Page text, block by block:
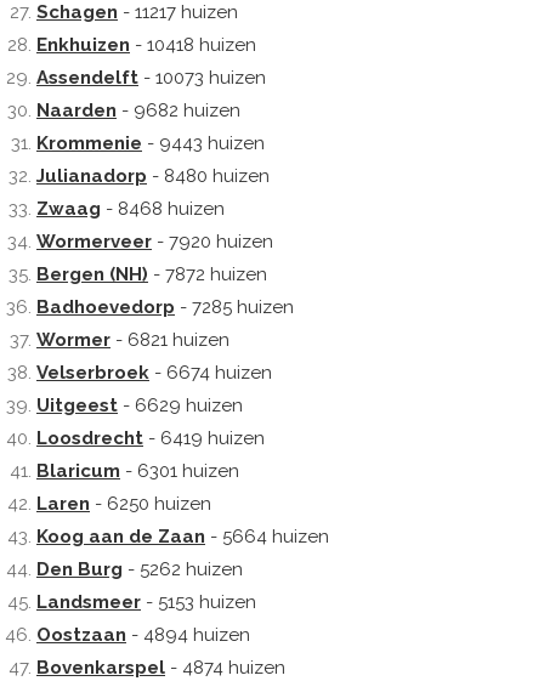
Schagen - 11217 huizen
Enkhuizen - 10418 huizen
Assendelft - 10073 huizen
Naarden - 9682 huizen
Krommenie - 9443 huizen
Julianadorp - 8480 huizen
Zwaag - 8468 huizen
Wormerveer - 7920 huizen
Bergen (NH) - 7872 huizen
Badhoevedorp - 7285 huizen
Wormer - 6821 huizen
Velserbroek - 6674 huizen
Uitgeest - 6629 huizen
Loosdrecht - 6419 huizen
Blaricum - 6301 huizen
Laren - 6250 huizen
Koog aan de Zaan - 5664 huizen
Den Burg - 5262 huizen
Landsmeer - 5153 huizen
Oostzaan - 4894 huizen
Bovenkarspel - 4874 huizen